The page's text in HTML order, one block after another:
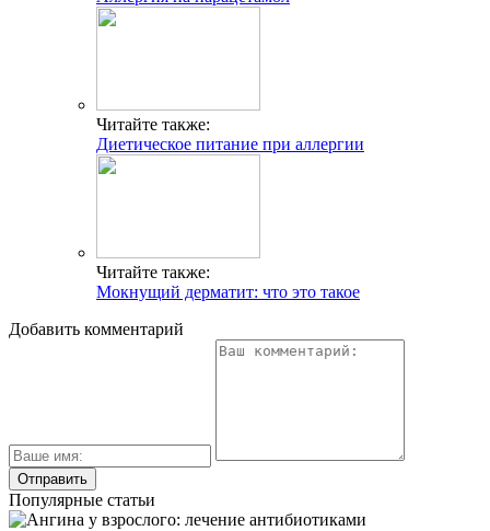
Читайте также:
Диетическое питание при аллергии
Читайте также:
Мокнущий дерматит: что это такое
Добавить комментарий
Популярные статьи